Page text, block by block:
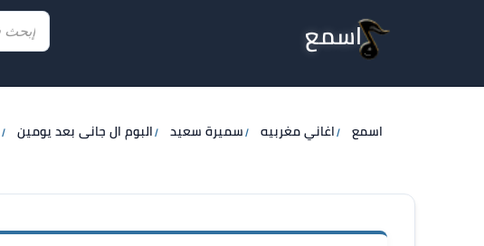
اسمع
اسمع اغاني مغربيه سميرة سعيد البوم ال جانى بعد يومين